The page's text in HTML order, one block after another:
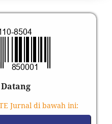
Jurnal di bawah ini: